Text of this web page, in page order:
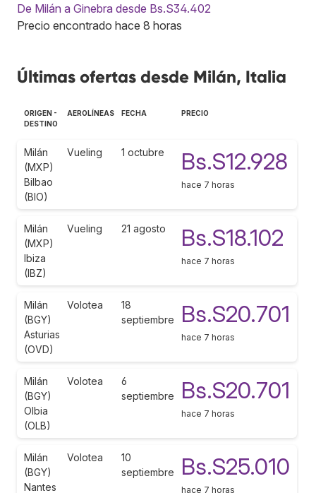
De Milán a Ginebra desde Bs.S34.402
Precio encontrado hace 8 horas
Últimas ofertas desde Milán, Italia
ORIGEN -
DESTINO
AEROLÍNEAS FECHA PRECIO
Milán
(MXP)
Bilbao
(BIO)
Vueling 1 octubre Bs.S12.928
hace 7 horas
Milán
(MXP)
Ibiza
(IBZ)
Vueling 21 agosto Bs.S18.102
hace 7 horas
Milán
(BGY)
Asturias
(OVD)
Volotea
18
septiembre
Bs.S20.701
hace 7 horas
Milán
(BGY)
Olbia
(OLB)
Volotea
6
septiembre
Bs.S20.701
hace 7 horas
Milán
(BGY)
Nantes
Volotea
10
septiembre
Bs.S25.010
hace 7 horas